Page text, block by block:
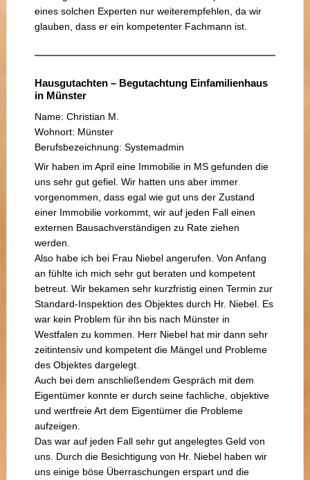
eines solchen Experten nur weiterempfehlen, da wir
glauben, dass er ein kompetenter Fachmann ist.
Hausgutachten – Begutachtung Einfamilienhaus
in Münster
Name: Christian M.
Wohnort: Münster
Berufsbezeichnung: Systemadmin
Wir haben im April eine Immobilie in MS gefunden die
uns sehr gut gefiel. Wir hatten uns aber immer
vorgenommen, dass egal wie gut uns der Zustand
einer Immobilie vorkommt, wir auf jeden Fall einen
externen Bausachverständigen zu Rate ziehen
werden.
Also habe ich bei Frau Niebel angerufen. Von Anfang
an fühlte ich mich sehr gut beraten und kompetent
betreut. Wir bekamen sehr kurzfristig einen Termin zur
Standard-Inspektion des Objektes durch Hr. Niebel. Es
war kein Problem für ihn bis nach Münster in
Westfalen zu kommen. Herr Niebel hat mir dann sehr
zeitintensiv und kompetent die Mängel und Probleme
des Objektes dargelegt.
Auch bei dem anschließendem Gespräch mit dem
Eigentümer konnte er durch seine fachliche, objektive
und wertfreie Art dem Eigentümer die Probleme
aufzeigen.
Das war auf jeden Fall sehr gut angelegtes Geld von
uns. Durch die Besichtigung von Hr. Niebel haben wir
uns einige böse Überraschungen erspart und die